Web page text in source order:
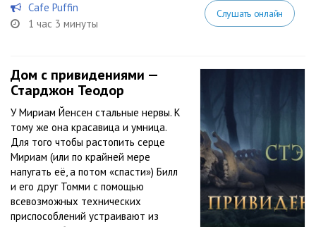
Cafe Puffin
1 час 3 минуты
Слушать онлайн
Дом с привидениями —
Старджон Теодор
У Мириам Йенсен стальные нервы. К
тому же она красавица и умница.
Для того чтобы растопить серце
Мириам (или по крайней мере
напугать её, а потом «спасти») Билл
и его друг Томми с помощью
всевозможных технических
приспособлений устраивают из